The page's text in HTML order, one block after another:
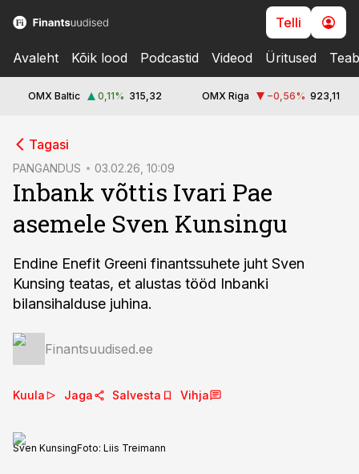
Telli
Avaleht Kõik lood Podcastid Videod Üritused
OMX Baltic 0,11% 315,32 OMX Riga −0,56% 923,11
Tagasi
PANGANDUS 03.02.26, 10:09
Inbank võttis Ivari Pae
asemele Sven Kunsingu
Endine Enefit Greeni finantssuhete juht Sven
Kunsing teatas, et alustas tööd Inbanki
bilansihalduse juhina.
Finantsuudised.ee
Kuula Jaga Salvesta Vihja
Sven KunsingFoto: Liis Treimann